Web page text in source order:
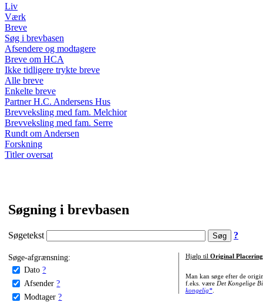
Liv
Værk
Breve
Søg i brevbasen
Afsendere og modtagere
Breve om HCA
Ikke tidligere trykte breve
Alle breve
Enkelte breve
Partner H.C. Andersens Hus
Brevveksling med fam. Melchior
Brevveksling med fam. Serre
Rundt om Andersen
Forskning
Titler oversat
Søgning i brevbasen
Søgetekst ?
Søge-afgrænsning:
Dato ?
Afsender ?
Modtager ?
Hjælp til Original Placering
Man kan søge efter de
f.eks. være Det Kongelige
kongelig*.